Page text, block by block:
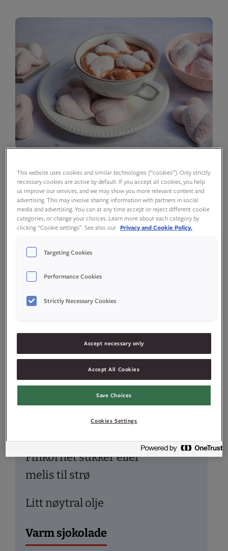
Ingredienser
sukker
eggehvite
Idun Vaniljeessens
Finkornet sukker eller
melis til strø
Litt nøytral olje
Varm sjokolade
This website uses cookies and similar technologies (“cookies”). Only strictly
necessary cookies are active by default. If you accept all cookies, you help
us improve our services, and we may show you more relevant content and
advertising. This may involve sharing information with partners in social
media and advertising. You can at any time accept or reject different cookie
categories, or change your choices. Learn more about each category by
clicking “Cookie settings”. See also our Privacy and Cookie Policy.
Targeting Cookies
Performance Cookies
Strictly Necessary Cookies
Accept necessary only
Accept All Cookies
Save Choices
Cookies Settings